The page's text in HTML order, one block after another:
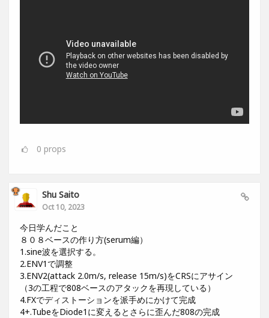
0 props
Shu Saito
Oct 10, 2023
今日学んだこと
８０８ベースの作り方(serum編）
1.sine波を選択する。
2.ENV1で調整
3.ENV2(attack 2.0m/s, release 15m/s)をCRSにアサイン
（3の工程で808ベースのアタックを再現している）
4.FXでディストーションを派手めにかけて完成
4+.TubeをDiode1に変えるとさらに歪んだ808の完成